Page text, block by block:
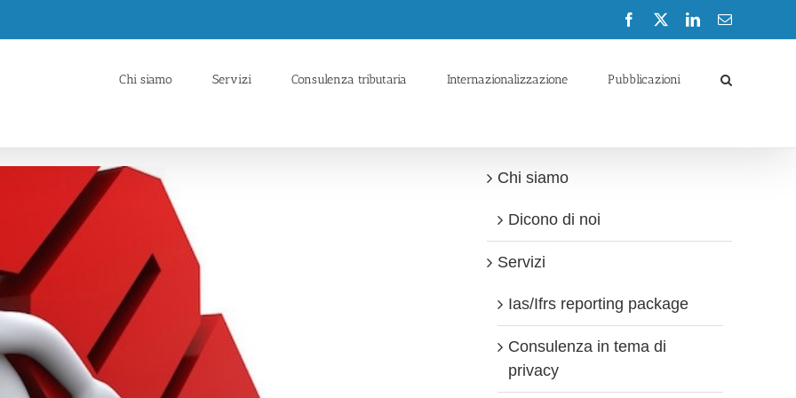
Facebook LinkedInEmail
Chi siamo Servizi Consulenza tributaria Internazionalizzazione Pubblicazioni
Chi siamo
Dicono di noi
Servizi
Ias/Ifrs reporting package
Consulenza in tema di
privacy